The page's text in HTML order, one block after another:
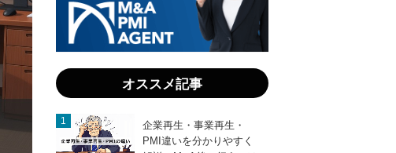
お
る
従
員
の
オススメ記事
企業再生・事業再生・
PMI違いを分かりやすく